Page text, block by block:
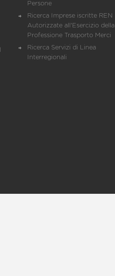
Persone
Ricerca Imprese iscritte REN
Autorizzate all'Esercizio della
Professione Trasporto Merci
Ricerca Servizi di Linea
Interregionali